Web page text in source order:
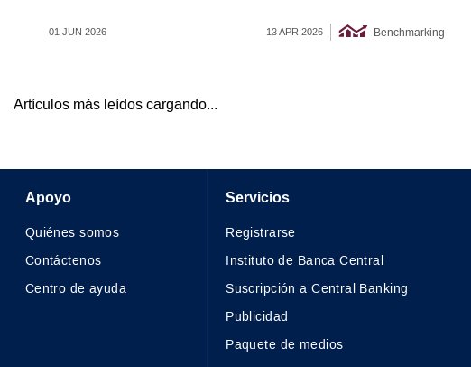
01 JUN 2026 13 APR 2026 Benchmarking
Artículos más leídos cargando...
Apoyo
Quiénes somos
Contáctenos
Centro de ayuda
Servicios
Registrarse
Instituto de Banca Central
Suscripción a Central Banking
Publicidad
Paquete de medios